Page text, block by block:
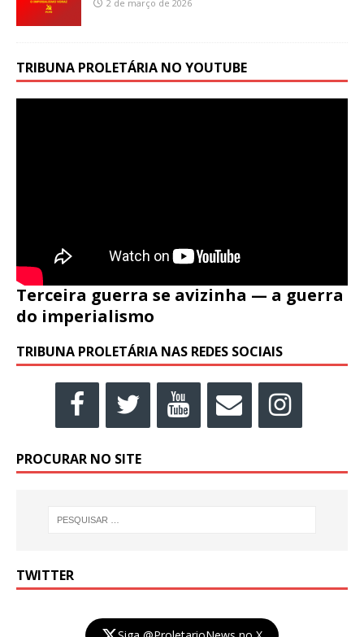
2 de março de 2026
TRIBUNA PROLETÁRIA NO YOUTUBE
Terceira guerra se avizinha — a guerra
do imperialismo
TRIBUNA PROLETÁRIA NAS REDES SOCIAIS
PROCURAR NO SITE
TWITTER